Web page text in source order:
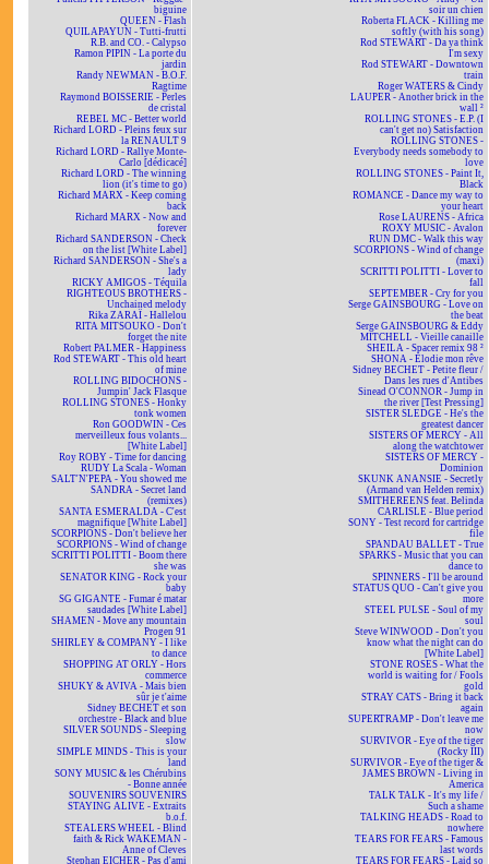
biguine
QUEEN - Flash
QUILAPAYUN - Tutti-frutti
R.B. and CO. - Calypso
Ramon PIPIN - La porte du
jardin
Randy NEWMAN - B.O.F.
Ragtime
Raymond BOISSERIE - Perles
de cristal
REBEL MC - Better world
Richard LORD - Pleins feux sur
la RENAULT 9
Richard LORD - Rallye Monte-
Carlo [dédicacé]
Richard LORD - The winning
lion (it's time to go)
Richard MARX - Keep coming
back
Richard MARX - Now and
forever
Richard SANDERSON - Check
on the list [White Label]
Richard SANDERSON - She's a
lady
RICKY AMIGOS - Téquila
RIGHTEOUS BROTHERS -
Unchained melody
Rika ZARAÏ - Hallelou
RITA MITSOUKO - Don't
forget the nite
Robert PALMER - Happiness
Rod STEWART - This old heart
of mine
ROLLING BIDOCHONS -
Jumpin' Jack Flasque
ROLLING STONES - Honky
tonk women
Ron GOODWIN - Ces
merveilleux fous volants...
[White Label]
Roy ROBY - Time for dancing
RUDY La Scala - Woman
SALT'N'PEPA - You showed me
SANDRA - Secret land
(remixes)
SANTA ESMERALDA - C'est
magnifique [White Label]
SCORPIONS - Don't believe her
SCORPIONS - Wind of change
SCRITTI POLITTI - Boom there
she was
SENATOR KING - Rock your
baby
SG GIGANTE - Fumar é matar
saudades [White Label]
SHAMEN - Move any mountain
Progen 91
SHIRLEY & COMPANY - I like
to dance
SHOPPING AT ORLY - Hors
commerce
SHUKY & AVIVA - Mais bien
sûr je t'aime
Sidney BECHET et son
orchestre - Black and blue
SILVER SOUNDS - Sleeping
slow
SIMPLE MINDS - This is your
land
SONY MUSIC & les Chérubins
- Bonne année
SOUVENIRS SOUVENIRS
STAYING ALIVE - Extraits
b.o.f.
STEALERS WHEEL - Blind
faith & Rick WAKEMAN -
Anne of Cleves
Stephan EICHER - Pas d'ami
soir un chien
Roberta FLACK - Killing me
softly (with his song)
Rod STEWART - Da ya think
I'm sexy
Rod STEWART - Downtown
train
Roger WATERS & Cindy
LAUPER - Another brick in the
wall ²
ROLLING STONES - E.P. (I
can't get no) Satisfaction
ROLLING STONES -
Everybody needs somebody to
love
ROLLING STONES - Paint It,
Black
ROMANCE - Dance my way to
your heart
Rose LAURENS - Africa
ROXY MUSIC - Avalon
RUN DMC - Walk this way
SCORPIONS - Wind of change
(maxi)
SCRITTI POLITTI - Lover to
fall
SEPTEMBER - Cry for you
Serge GAINSBOURG - Love on
the beat
Serge GAINSBOURG & Eddy
MITCHELL - Vieille canaille
SHEILA - Spacer remix 98 ²
SHONA - Elodie mon rêve
Sidney BECHET - Petite fleur /
Dans les rues d'Antibes
Sinead O'CONNOR - Jump in
the river [Test Pressing]
SISTER SLEDGE - He's the
greatest dancer
SISTERS OF MERCY - All
along the watchtower
SISTERS OF MERCY -
Dominion
SKUNK ANANSIE - Secretly
(Armand van Helden remix)
SMITHEREENS feat. Belinda
CARLISLE - Blue period
SONY - Test record for cartridge
file
SPANDAU BALLET - True
SPARKS - Music that you can
dance to
SPINNERS - I'll be around
STATUS QUO - Can't give you
more
STEEL PULSE - Soul of my
soul
Steve WINWOOD - Don't you
know what the night can do
[White Label]
STONE ROSES - What the
world is waiting for / Fools
gold
STRAY CATS - Bring it back
again
SUPERTRAMP - Don't leave me
now
SURVIVOR - Eye of the tiger
(Rocky III)
SURVIVOR - Eye of the tiger &
JAMES BROWN - Living in
America
TALK TALK - It's my life /
Such a shame
TALKING HEADS - Road to
nowhere
TEARS FOR FEARS - Famous
last words
TEARS FOR FEARS - Laid so